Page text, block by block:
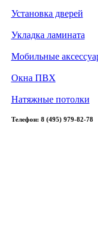
Установка дверей
Укладка ламината
Мобильные
Окна ПВХ
Натяжные потолки
Телефон: 8 (495) 979-82-78